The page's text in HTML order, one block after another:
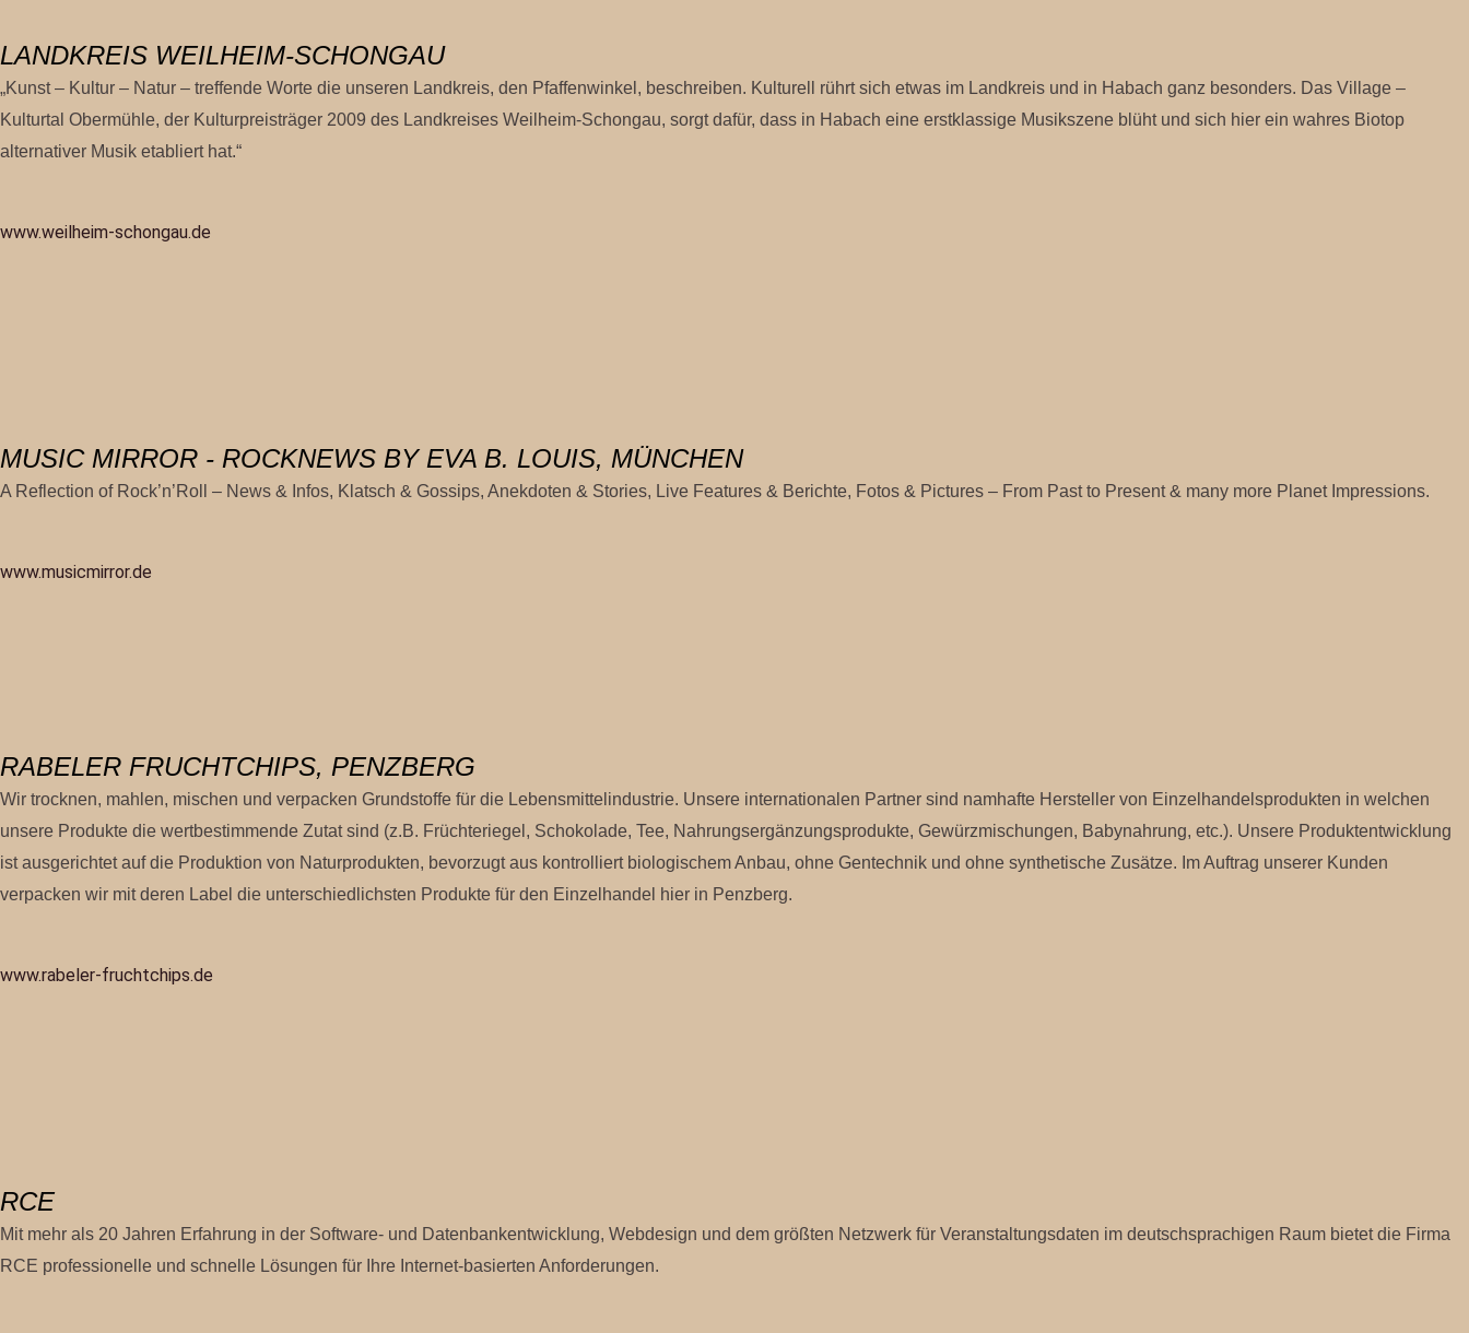
LANDKREIS WEILHEIM-SCHONGAU
„Kunst – Kultur – Natur – treffende Worte die unseren Landkreis, den Pfaffenwinkel, beschreiben. Kulturell rührt sich etwas im Landkreis und in Habach ganz besonders. Das Village –
Kulturtal Obermühle, der Kulturpreisträger 2009 des Landkreises Weilheim-Schongau, sorgt dafür, dass in Habach eine erstklassige Musikszene blüht und sich hier ein wahres Biotop
alternativer Musik etabliert hat.“
www.weilheim-schongau.de
MUSIC MIRROR - ROCKNEWS BY EVA B. LOUIS, MÜNCHEN
A Reflection of Rock’n’Roll – News & Infos, Klatsch & Gossips, Anekdoten & Stories, Live Features & Berichte, Fotos & Pictures – From Past to Present & many more Planet Impressions.
www.musicmirror.de
RABELER FRUCHTCHIPS, PENZBERG
Wir trocknen, mahlen, mischen und verpacken Grundstoffe für die Lebensmittelindustrie. Unsere internationalen Partner sind namhafte Hersteller von Einzelhandelsprodukten in welchen
unsere Produkte die wertbestimmende Zutat sind (z.B. Früchteriegel, Schokolade, Tee, Nahrungsergänzungsprodukte, Gewürzmischungen, Babynahrung, etc.). Unsere Produktentwicklung
ist ausgerichtet auf die Produktion von Naturprodukten, bevorzugt aus kontrolliert biologischem Anbau, ohne Gentechnik und ohne synthetische Zusätze. Im Auftrag unserer Kunden
verpacken wir mit deren Label die unterschiedlichsten Produkte für den Einzelhandel hier in Penzberg.
www.rabeler-fruchtchips.de
RCE
Mit mehr als 20 Jahren Erfahrung in der Software- und Datenbankentwicklung, Webdesign und dem größten Netzwerk für Veranstaltungsdaten im deutschsprachigen Raum bietet die Firma
RCE professionelle und schnelle Lösungen für Ihre Internet-basierten Anforderungen.